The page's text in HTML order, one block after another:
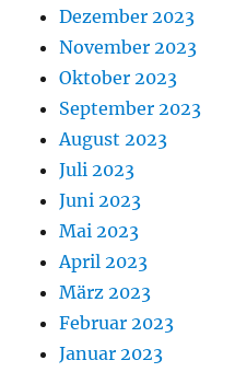
Dezember 2023
November 2023
Oktober 2023
September 2023
August 2023
Juli 2023
Juni 2023
Mai 2023
April 2023
März 2023
Februar 2023
Januar 2023